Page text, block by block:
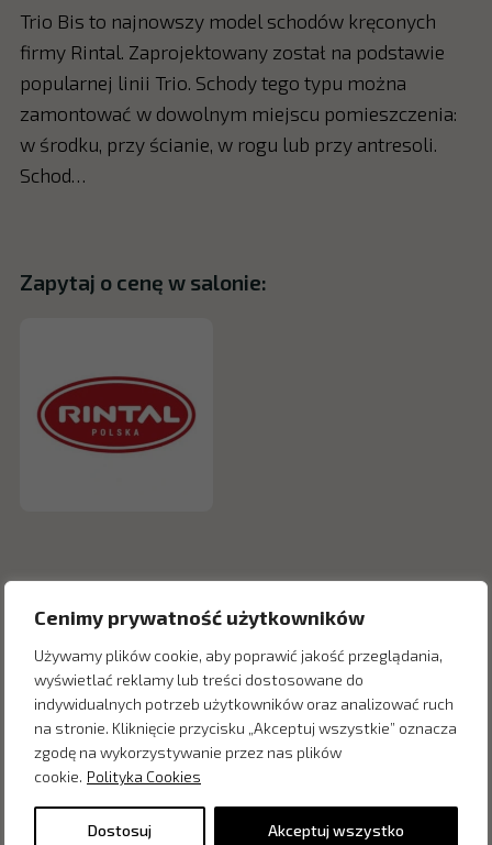
Cenimy prywatność użytkowników
Używamy plików cookie, aby poprawić jakość przeglądania,
wyświetlać reklamy lub treści dostosowane do
indywidualnych potrzeb użytkowników oraz analizować ruch
na stronie. Kliknięcie przycisku „Akceptuj wszystkie” oznacza
zgodę na wykorzystywanie przez nas plików
cookie. Polityka Cookies
Dostosuj Akceptuj wszystko
Trio Bis to najnowszy model schodów kręconych
firmy Rintal. Zaprojektowany został na podstawie
popularnej linii Trio. Schody tego typu można
zamontować w dowolnym miejscu pomieszczenia:
w środku, przy ścianie, w rogu lub przy antresoli.
Schod…
Zapytaj o cenę w salonie:
Inne produkty z kategorii